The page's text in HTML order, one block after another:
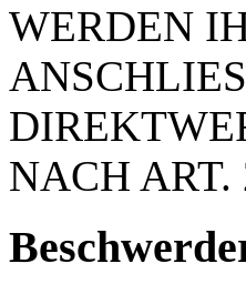
WERDEN
NACH ART.